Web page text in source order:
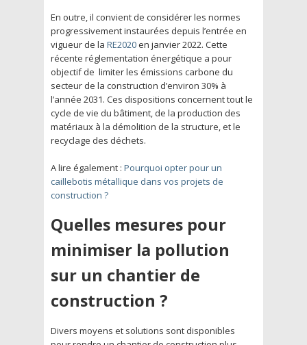
En outre, il convient de considérer les normes
progressivement instaurées depuis l’entrée en
vigueur de la RE2020en janvier 2022. Cette
récente réglementation énergétique a pour
objectif de limiter les émissions carbone du
secteur de la construction d’environ 30% à
l’année 2031. Ces dispositions concernent tout le
cycle de vie du bâtiment, de la production des
matériaux à la démolition de la structure, et le
recyclage des déchets.
A lire également : Pourquoi opter pour un
caillebotis métallique dans vos projets de
construction ?
Quelles mesures pour
minimiser la pollution
sur un chantier de
construction ?
Divers moyens et solutions sont disponibles